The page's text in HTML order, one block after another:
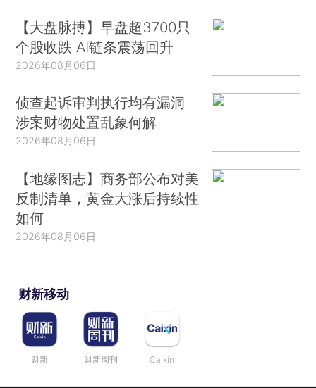
【大盘脉搏】早盘超3700只
个股收跌 AI链条震荡回升
2026年08月06日
侦查起诉审判执行均有漏洞
涉案财物处置乱象何解
2026年08月06日
【地缘图志】商务部公布对美
反制清单，黄金大涨后持续性
如何
2026年08月06日
财新移动
财新 财新周刊 Caixin